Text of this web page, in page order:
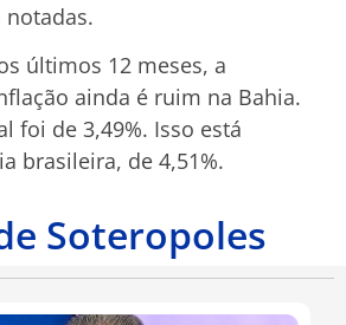
últimos 12 meses, a
ainda é ruim na Bahia.
foi de 3,49%. Isso está
brasileira, de 4,51%.
Soteropoles